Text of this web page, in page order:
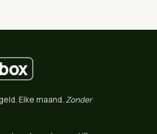
box
Elke maand. Zonder